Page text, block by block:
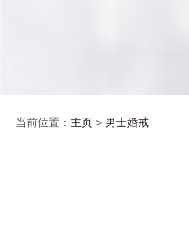
当前位置： 主页 > 男士婚戒